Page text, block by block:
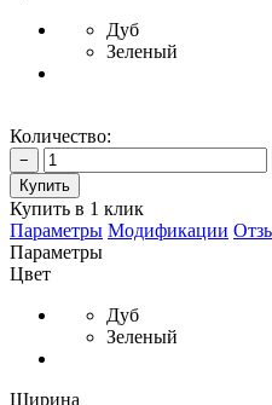
Дуб
Зеленый
Количество:
−
Купить
Купить в 1 клик
Параметры Модификации
Параметры
Цвет
Дуб
Зеленый
Ширина